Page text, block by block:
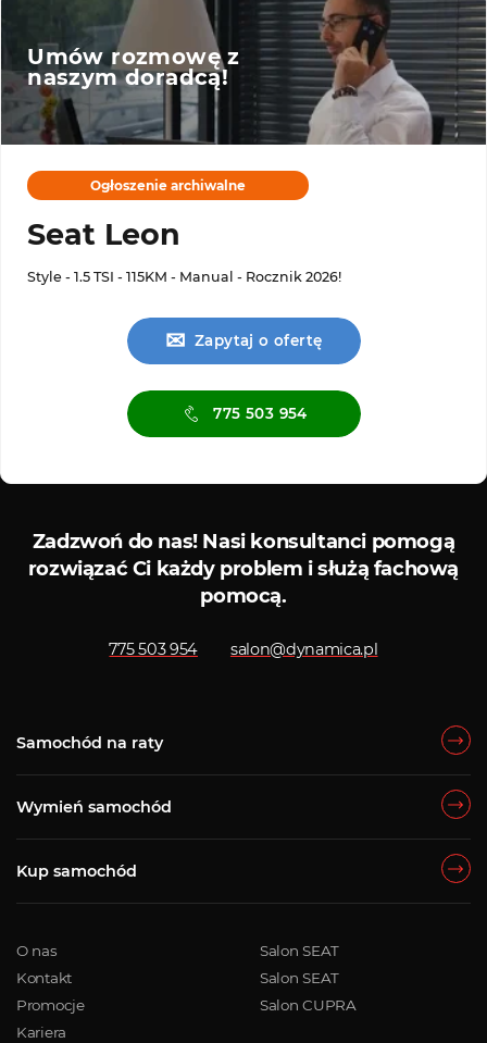
Umów rozmowę z
naszym doradcą!
Ogłoszenie archiwalne
Seat Leon
Style - 1.5 TSI - 115KM - Manual - Rocznik 2026!
✉ Zapytaj o ofertę
775 503 954
Zadzwoń do nas!Nasi konsultanci pomogą
rozwiązać Ci każdy problem i służą fachową
pomocą.
775 503 954 salon@dynamica.pl
Samochód na raty
Wymień samochód
Kup samochód
O nas
Kontakt
Promocje
Kariera
Salon SEAT
Salon SEAT
Salon CUPRA